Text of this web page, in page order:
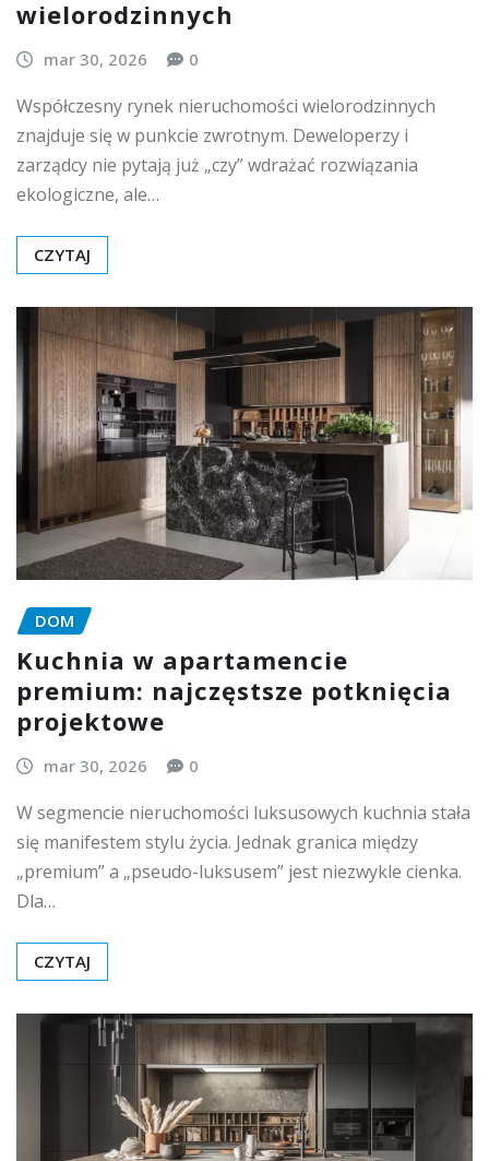
wielorodzinnych
mar 30, 2026 0
Współczesny rynek nieruchomości wielorodzinnych
znajduje się w punkcie zwrotnym. Deweloperzy i
zarządcy nie pytają już „czy” wdrażać rozwiązania
ekologiczne, ale…
CZYTAJ
DOM
Kuchnia w apartamencie
premium: najczęstsze potknięcia
projektowe
mar 30, 2026 0
W segmencie nieruchomości luksusowych kuchnia stała
się manifestem stylu życia. Jednak granica między
„premium” a „pseudo-luksusem” jest niezwykle cienka.
Dla…
CZYTAJ